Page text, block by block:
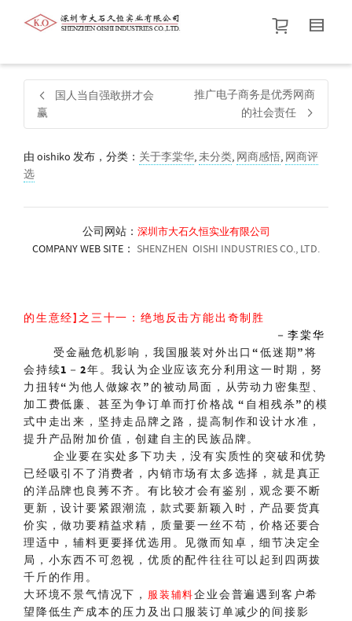
帮我查找新的衬衫尺码
价格介于
默认品牌.
国人当自强敢拼才会
赢
推广电子商务是优秀网商
的社会责任
由 oishiko 发布，分类： 关于李棠华,未分类, 网商感悟, 网商评
选
公司网站： 深圳市大石久恒实业有限公司
COMPANY WEB SITE： SHENZHEN OISHI INDUSTRIES CO., LTD.
的生意经]之三十一：绝地反击方能出奇制胜
－李棠华
受金融危机影响，我国服装对外出口“低迷期”将
会持续1 －2年。我认为企业应该充分利用这一时期，努
力扭转“ 为他人做嫁衣” 的被动局面，从劳动力密集型、
加工费低廉、甚至为争订单而打价格战 “ 自相残杀” 的模
式中走出来，坚持走品牌之路，提高制作和设计水准，
提升产品附加价值，创建自主的民族品牌。
企业要在实处多下功夫，没有实质性的突破和优势
已经吸引不了消费者，内销市场有太多选择，就是真正
的洋品牌也良莠不齐。有比较才会有鉴别，观念要不断
更新，设计要紧跟潮流，款式要新颖入时，产品要货真
价实，做功要精益求精，质量要一丝不苟，价格还要合
理适中，辅料更要择优选用。见微而知卓，细节决定全
局，小东西不可忽视，优质的配件往往可以起到四两拨
千斤的作用。
大环境不景气情况下， 服装辅料企业会普遍遇到客户希
望降低生产成本的压力及出口服装订单减少的间接影